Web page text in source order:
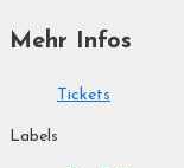
Mehr Infos
Tickets
Labels